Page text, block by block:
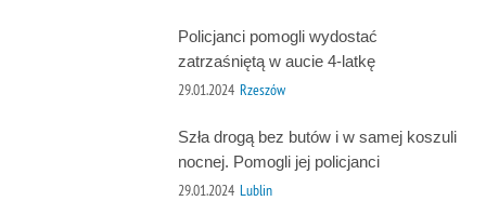
Policjanci pomogli wydostać
zatrzaśniętą w aucie 4-latkę
29.01.2024 Rzeszów
Szła drogą bez butów i w samej koszuli
nocnej. Pomogli jej policjanci
29.01.2024 Lublin